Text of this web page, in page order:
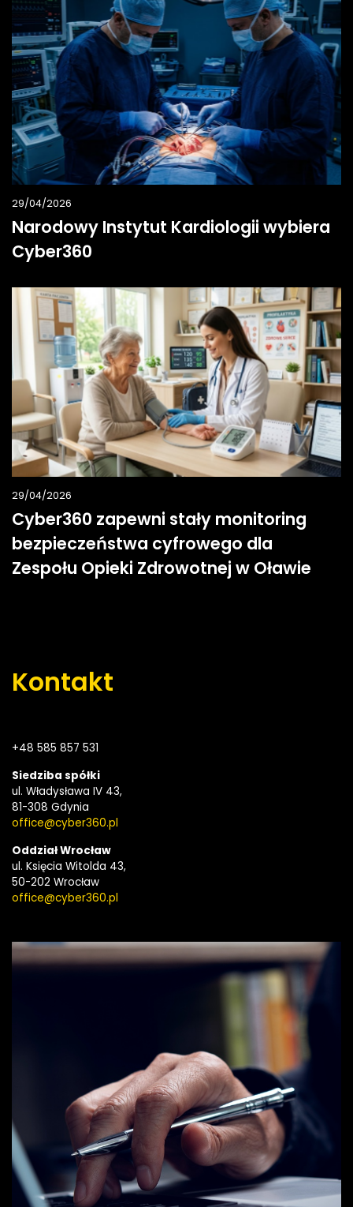
29/04/2026
Narodowy Instytut Kardiologii wybiera
Cyber360
29/04/2026
Cyber360 zapewni stały monitoring
bezpieczeństwa cyfrowego dla
Zespołu Opieki Zdrowotnej w Oławie
Kontakt
+48 585 857 531
Siedziba spółki
ul. Władysława IV 43,
81-308 Gdynia
office@cyber360.pl
Oddział Wrocław
ul. Księcia Witolda 43,
50-202 Wrocław
office@cyber360.pl